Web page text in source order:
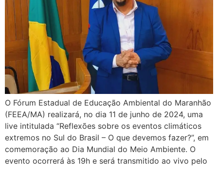
O Fórum Estadual de Educação Ambiental do Maranhão
(FEEA/MA) realizará, no dia 11 de junho de 2024, uma
live intitulada “Reflexões sobre os eventos climáticos
extremos no Sul do Brasil – O que devemos fazer?”, em
comemoração ao Dia Mundial do Meio Ambiente. O
evento ocorrerá às 19h e será transmitido ao vivo pelo